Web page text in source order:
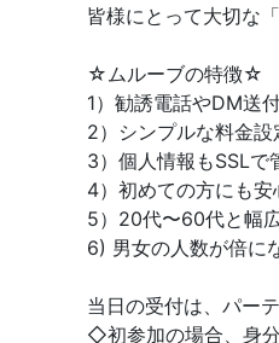
皆様にとって大切な
☆ムルーブの特徴☆
1）勧誘電話やDM送
2）シンプルな料金設
3）個人情報もSSLで
4）初めての方にも
5）20代〜60代と幅
6) 男女の人数が倍に
当日の受付は、パー
◇初参加の場合、身